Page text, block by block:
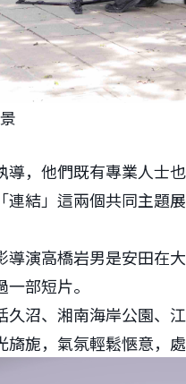
導，他們既有專業人士
連結」這兩個共同主題
導演高橋岩男是安田在
部短片。
久沼、湘南海岸公園、
旎，氣氛輕鬆愜意，